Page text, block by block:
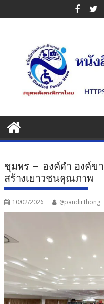
to
ชุมพร – องค์ดำ องค์
สร้างเยาวชนคุณภาพ
10/02/2026 @pandinthong